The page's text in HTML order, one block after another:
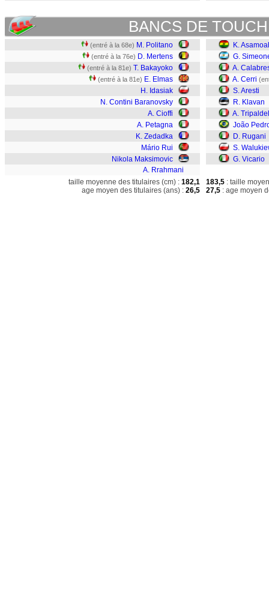
BANCS DE
(entré à la 68e) M. Politano
(entré à la 76e) D. Mertens
(entré à la 81e) T. Bakayoko
(entré à la 81e) E. Elmas
H. Idasiak
N. Contini Baranovsky
A. Cioffi
A. Petagna
K. Zedadka
Mário Rui
Nikola Maksimovic
A. Rrahmani
K.
G.
A.
A. Cerri
S. Aresti
R. Klavan
A.
João
D. Rugani
S.
G. Vicario
taille moyenne des titulaires (cm) : 182,1
age moyen des titulaires (ans) : 26,5
183,5 : taille
27,5 : age moyen